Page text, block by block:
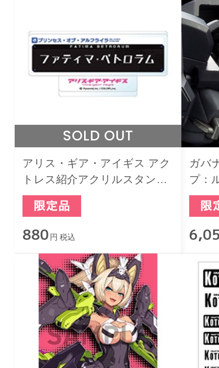
SOLD OUT
アリス・ギア・アイギス アク
トレス紹介アクリルスタンド
ファティマ・ベトロラム
880 円 税込
ガバ
プ：